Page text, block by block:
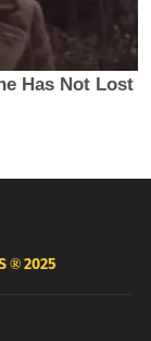
®2025